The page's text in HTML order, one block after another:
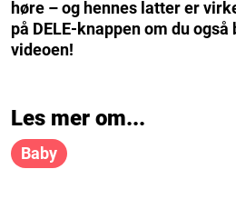
høre – og hennes latter er
på DELE-knappen om du
videoen!
Les mer om...
Baby